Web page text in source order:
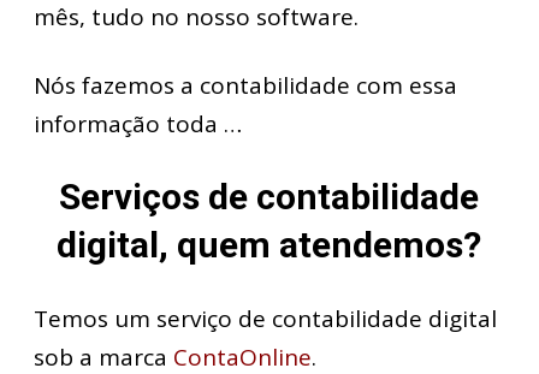
mês, tudo no nosso software.
Nós fazemos a contabilidade com essa
informação toda …
Serviços de contabilidade
digital, quem atendemos?
Temos um serviço de contabilidade digital
sob a marca ContaOnline.